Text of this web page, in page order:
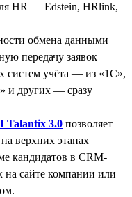
HR — Edstein, HRlink,
обмена данными
передачу заявок
систем учёта — из «1С»,
и других — сразу
Talantix 3.0 позволяет
верхних этапах
кандидатов в CRM-
на сайте компании или